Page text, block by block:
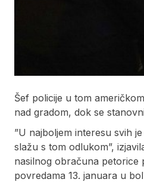
Šef policije u tom
nad gradom, dok se
”U najboljem interesu svih
slažu s tom odlukom”,
nasilnog obračuna petorice
povredama 13. januara u